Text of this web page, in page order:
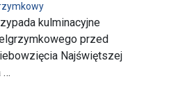
kulminacyjne
przed
Najświętszej
…